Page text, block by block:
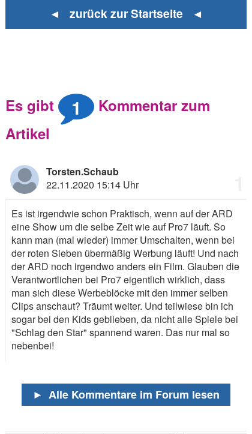
◄ zurück zur Startseite ◄
Es gibt 1
Kommentar zum
Artikel
Torsten.Schaub
22.11.2020 15:14 Uhr
Es ist irgendwie schon Praktisch, wenn auf der ARD
eine Show um die selbe Zeit wie auf Pro7 läuft. So
kann man (mal wieder) immer Umschalten, wenn bei
der roten Sieben übermäßig Werbung läuft! Und nach
der ARD noch irgendwo anders ein Film. Glauben die
Verantwortlichen bei Pro7 eigentlich wirklich, dass
man sich diese Werbeblöcke mit den immer selben
Clips anschaut? Träumt weiter. Und teilwiese bin ich
sogar bei den Kids geblieben, da nicht alle Spiele bei
"Schlag den Star" spannend waren. Das nur mal so
nebenbei!
► Alle Kommentare im Forum lesen